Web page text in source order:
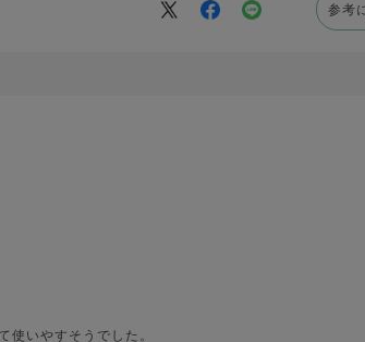
参考
使いやすそうでした。